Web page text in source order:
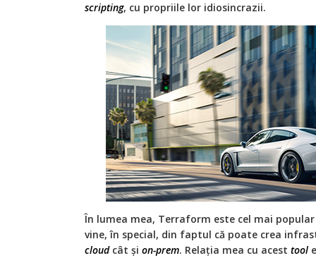
scripting, cu propriile lor idiosincrazii.
În lumea mea, Terraform este cel mai
vine, în special, din faptul că poate crea
cloudcât și on-prem. Relația mea cu acest tool